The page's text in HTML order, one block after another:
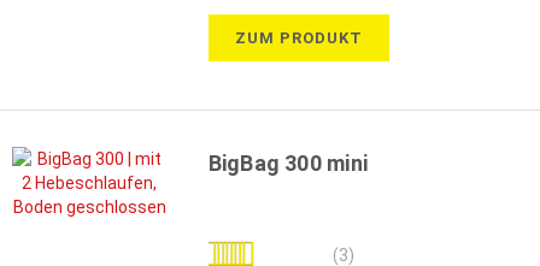
ZUM PRODUKT
BigBag 300 mini
Bewertung: (3)